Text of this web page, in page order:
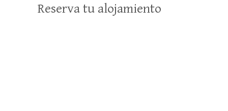
Reserva tu alojamiento